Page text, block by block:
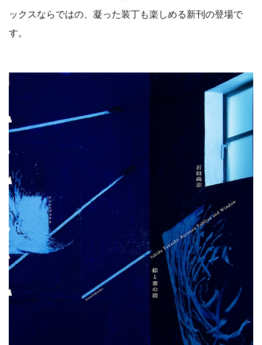
ックスならではの、凝った装丁も楽しめる新刊の登場で
す。